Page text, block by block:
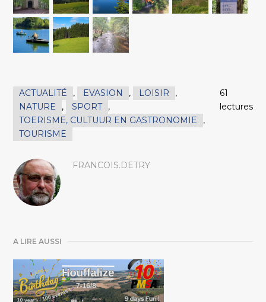
ACTUALITÉ , EVASION , LOISIR
,
NATURE
, SPORT ,
TOERISME, CULTUUR EN GASTRONOMIE
,
TOURISME
61
lectures
FRANCOIS.DETRY
A LIRE AUSSI